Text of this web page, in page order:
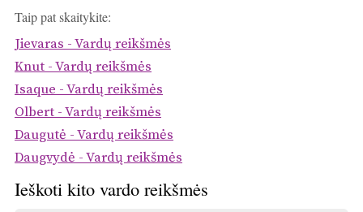
Taip pat skaitykite:
Jievaras - Vardų reikšmės
Knut - Vardų reikšmės
Isaque - Vardų reikšmės
Olbert - Vardų reikšmės
Daugutė - Vardų reikšmės
Daugvydė - Vardų reikšmės
Ieškoti kito vardo reikšmės